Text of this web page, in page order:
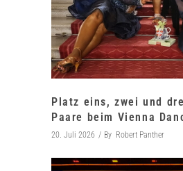
Platz eins, zwei und
Paare beim Vienna
20. Juli 2026 By Robert Panther